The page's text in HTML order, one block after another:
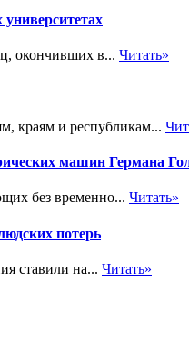
окончивших в... Читать»
краям и республикам...
машин Германа
без временно... Читать»
потерь
ставили на... Читать»